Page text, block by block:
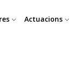
Actuacions